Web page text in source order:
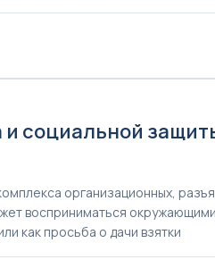
социальной
организационных,
восприниматься
как просьба о дачи взятки